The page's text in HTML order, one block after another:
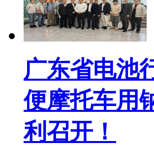
广东省电池
便摩托车用
利召开！